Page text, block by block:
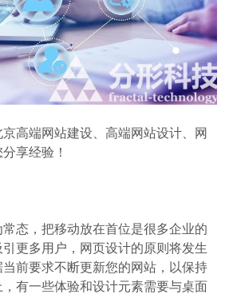
端网站建设、高端网站设计、网
享经验！
，把移动放在首位是很多企业的
更多用户，网页设计的原则将发生
前要求不断更新您的网站，以保持
有一些体验和设计元素需要与桌面